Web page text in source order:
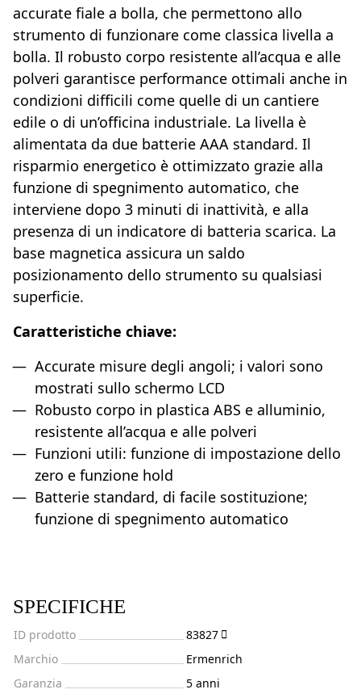
accurate fiale a bolla, che permettono allo
strumento di funzionare come classica livella a
bolla. Il robusto corpo resistente all’acqua e alle
polveri garantisce performance ottimali anche in
condizioni difficili come quelle di un cantiere
edile o di un’officina industriale. La livella è
alimentata da due batterie AAA standard. Il
risparmio energetico è ottimizzato grazie alla
funzione di spegnimento automatico, che
interviene dopo 3 minuti di inattività, e alla
presenza di un indicatore di batteria scarica. La
base magnetica assicura un saldo
posizionamento dello strumento su qualsiasi
superficie.
Caratteristiche chiave:
Accurate misure degli angoli; i valori sono
mostrati sullo schermo LCD
Robusto corpo in plastica ABS e alluminio,
resistente all’acqua e alle polveri
Funzioni utili: funzione di impostazione dello
zero e funzione hold
Batterie standard, di facile sostituzione;
funzione di spegnimento automatico
SPECIFICHE
ID prodotto
83827
Marchio
Ermenrich
Garanzia
5 anni